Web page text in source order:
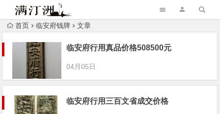
首页 临安府钱牌 文章
临安府行用真品价格508500元
04月05日
临安府行用三百文省成交价格